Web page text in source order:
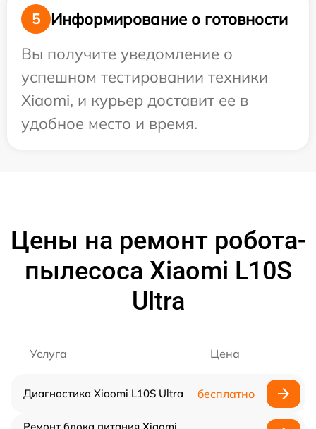
5
Информирование о готовности
Вы получите уведомление о
успешном тестировании техники
Xiaomi, и курьер доставит ее в
удобное место и время.
Цены на ремонт робота-
пылесоса Xiaomi L10S
Ultra
Услуга Цена
Диагностика Xiaomi L10S Ultra бесплатно